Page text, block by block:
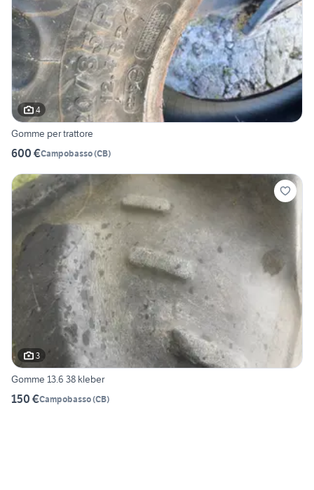
4
Gomme per trattore
600 €Campobasso(CB)
3
Gomme 13.6 38 kleber
150 €Campobasso(CB)